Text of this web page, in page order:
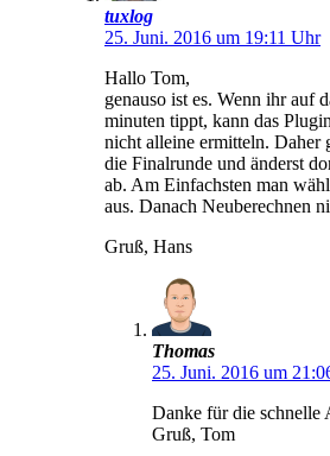
tuxlog
25. Juni. 2016 um 19:11 Uhr
Hallo Tom,
genauso ist es. Wenn ihr auf
minuten tippt, kann das
nicht alleine ermitteln. Daher
die Finalrunde und änderst
ab. Am Einfachsten man
aus. Danach Neuberechnen
Gruß, Hans
Thomas
25. Juni. 2016 um
Danke für die schnelle
Gruß, Tom